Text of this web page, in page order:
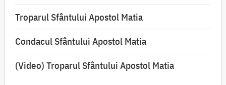
Troparul Sfântului Apostol Matia
Condacul Sfântului Apostol Matia
(Video) Troparul Sfântului Apostol Matia